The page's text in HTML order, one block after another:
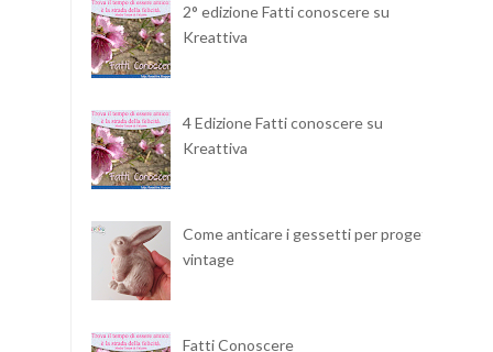
2° edizione Fatti conoscere su
Kreattiva
4 Edizione Fatti conoscere su
Kreattiva
Come anticare i gessetti per progetti
vintage
Fatti Conoscere